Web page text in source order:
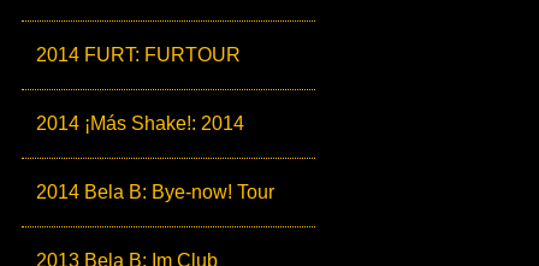
2014 FURT: FURTOUR
2014 ¡Más Shake!: 2014
2014 Bela B: Bye-now! Tour
2013 Bela B: Im Club